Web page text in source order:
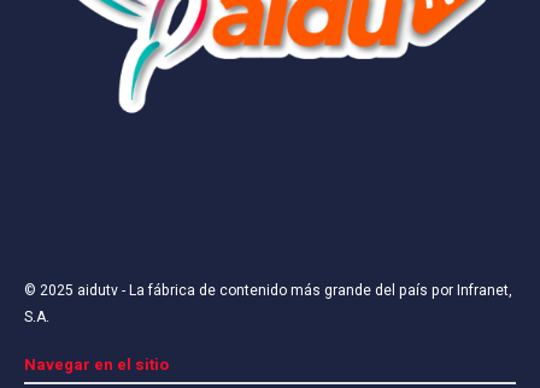
© 2025 aidutv- La fábrica de contenido más grande del país porInfranet,
S.A.
Navegar en el sitio